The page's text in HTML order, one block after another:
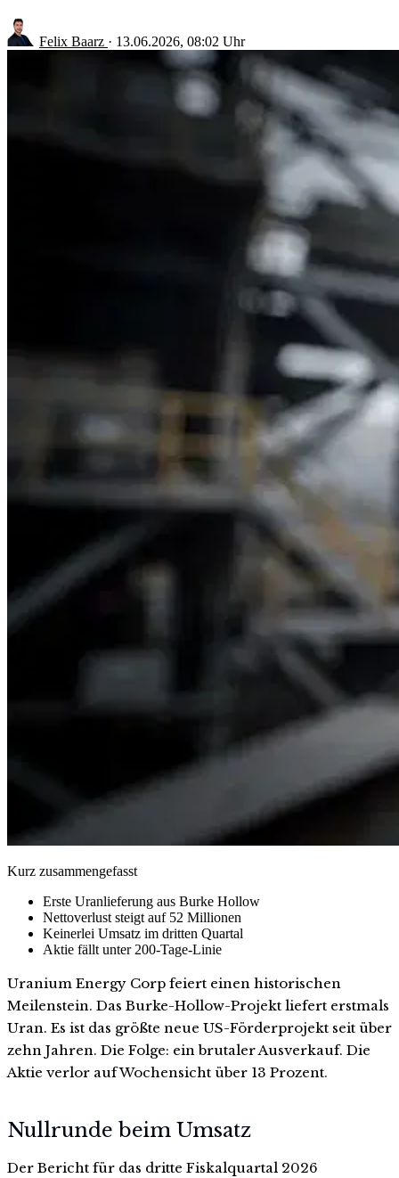
Felix Baarz · 13.06.2026, 08:02 Uhr
Kurz zusammengefasst
Erste Uranlieferung aus Burke Hollow
Nettoverlust steigt auf 52 Millionen
Keinerlei Umsatz im dritten Quartal
Aktie fällt unter 200-Tage-Linie
Uranium Energy Corp feiert einen historischen
Meilenstein. Das Burke-Hollow-Projekt liefert erstmals
Uran. Es ist das größte neue US-Förderprojekt seit über
zehn Jahren. Die Folge: ein brutaler Ausverkauf. Die
Aktie verlor auf Wochensicht über 13 Prozent.
Nullrunde beim Umsatz
Der Bericht für das dritte Fiskalquartal 2026